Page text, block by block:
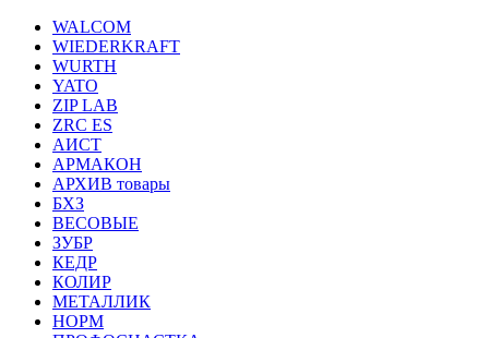
WALCOM
WIEDERKRAFT
WURTH
YATO
ZIP LAB
ZRC ES
АИСТ
АРМАКОН
АРХИВ товары
БХЗ
ВЕСОВЫЕ
ЗУБР
КЕДР
КОЛИР
МЕТАЛЛИК
НОРМ